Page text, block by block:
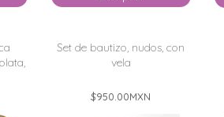
Set de bautizo, nudos, con
vela
$950.00MXN